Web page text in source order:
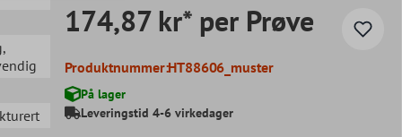
,
174,87 kr* per Prøve
Produktnummer:HT88606_muster
På lager
Leveringstid 4-6 virkedager